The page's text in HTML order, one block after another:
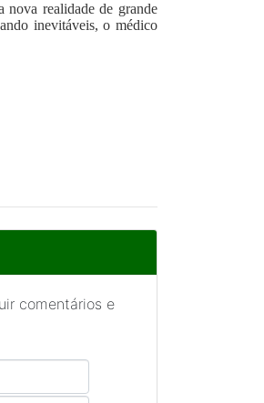
nova realidade de grande
inevitáveis, o médico
comentários e